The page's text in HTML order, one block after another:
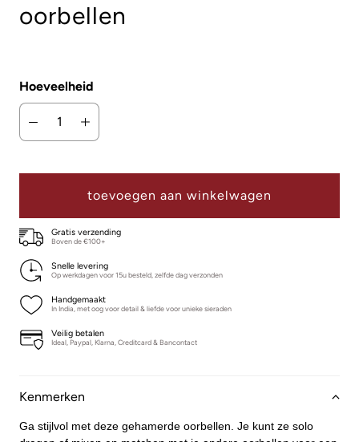
oorbellen
Hoeveelheid
toevoegen aan winkelwagen
Gratis verzending
Boven de €100+
Snelle levering
Op werkdagen voor 15u besteld, zelfde dag verzonden
Handgemaakt
In India, met oog voor detail & liefde voor unieke sieraden
Veilig betalen
Ideal, Paypal, Klarna, Creditcard & Bancontact
Kenmerken
Ga stijlvol met deze gehamerde oorbellen. Je kunt ze solo